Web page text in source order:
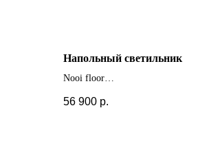
Напольный светильник
Nooi floor
56 900 р.